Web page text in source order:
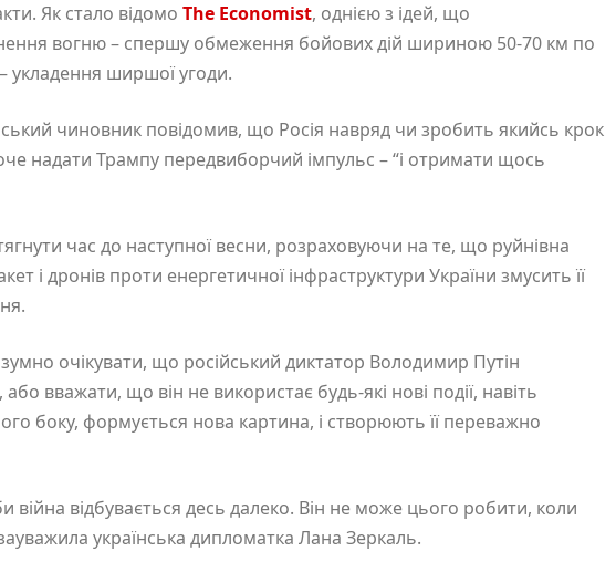
Як стало відомо The Economist, однією з ідей, що
вогню – спершу обмеження бойових дій шириною 50-70 км по
укладення ширшої угоди.
чиновник повідомив, що Росія навряд чи зробить якийсь крок
надати Трампу передвиборчий імпульс – “і отримати щось
час до наступної весни, розраховуючи на те, що руйнівна
і дронів проти енергетичної інфраструктури України змусить її
очікувати, що російський диктатор Володимир Путін
вважати, що він не використає будь-які нові події, навіть
боку, формується нова картина, і створюють її переважно
війна відбувається десь далеко. Він не може цього робити, коли
українська дипломатка Лана Зеркаль.